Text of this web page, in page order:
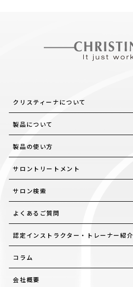
クリスティーナについて
製品について
製品の使い方
サロントリートメント
サロン検索
よくあるご質問
認定インストラクター・トレーナー紹介
コラム
会社概要